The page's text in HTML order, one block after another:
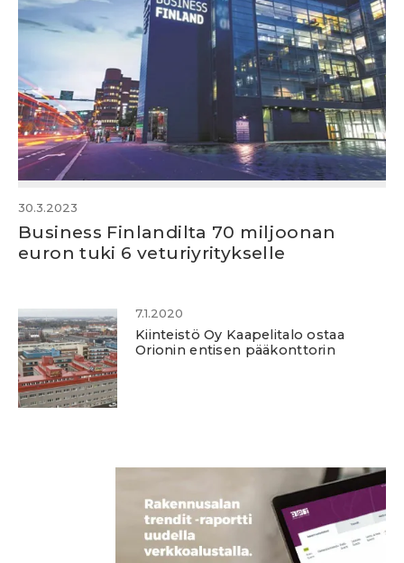
30.3.2023
Business Finlandilta 70 miljoonan
euron tuki 6 veturiyritykselle
7.1.2020
Kiinteistö Oy Kaapelitalo ostaa
Orionin entisen pääkonttorin